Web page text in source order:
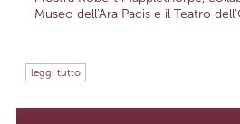
Museo dell'Ara Pacis e il Teatro
leggi tutto